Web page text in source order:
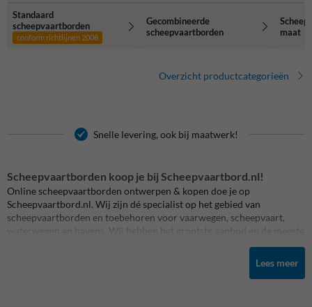
Standaard
scheepvaartborden
conform richtlijnen 2008
Gecombineerde
scheepvaartborden
maat
Overzicht productcategorieën
Snelle levering, ook bij maatwerk!
Scheepvaartborden koop je bij Scheepvaartbord.nl!
Online scheepvaartborden ontwerpen & kopen doe je op
Scheepvaartbord.nl. Wij zijn dé specialist op het gebied van
scheepvaartborden en toebehoren voor vaarwegen, scheepvaart,
waterwegen en havens. Wij hebben het grootste aanbod en de meeste
scherp geprijsd en snel geleverd. Scheepvaartbord.nl is een onderdeel
Lees meer